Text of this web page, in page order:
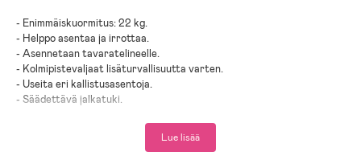
- Enimmäiskuormitus: 22 kg.
- Helppo asentaa ja irrottaa.
- Asennetaan tavaratelineelle.
- Kolmipistevaljaat lisäturvallisuutta varten.
- Useita eri kallistusasentoja.
- Säädettävä jalkatuki.
- Vettä hylkivän materiaalin ansiosta istuin on helppo pitää puhtaana
Lue lisää